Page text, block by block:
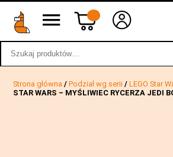
wstecz
Strona główna /Podział wg serii /LEGO Star
STAR WARS – MYŚLIWIEC RYCERZA JEDI